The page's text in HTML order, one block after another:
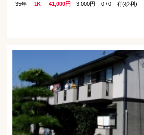
35年 1K 41,000円 3,000円 0 / 0 有(砂利)